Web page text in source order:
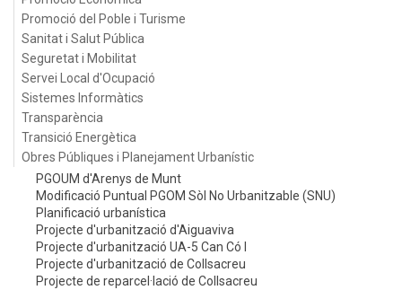
Promoció del Poble i Turisme
Sanitat i Salut Pública
Seguretat i Mobilitat
Servei Local d'Ocupació
Sistemes Informàtics
Transparència
Transició Energètica
Obres Públiques i Planejament Urbanístic
PGOUM d'Arenys de Munt
Modificació Puntual PGOM Sòl No Urbanitzable (SNU)
Planificació urbanística
Projecte d'urbanització d'Aiguaviva
Projecte d'urbanització UA-5 Can Có I
Projecte d'urbanització de Collsacreu
Projecte de reparcel·lació de Collsacreu